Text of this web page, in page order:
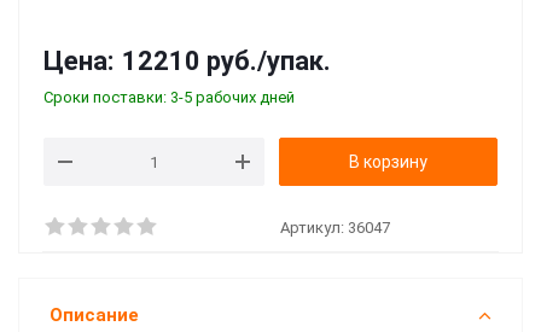
Цена: 12210 руб./упак.
Сроки поставки: 3-5 рабочих дней
В корзину
Артикул: 36047
Описание